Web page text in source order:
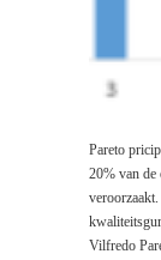
Pareto
20% van de
Vilfredo